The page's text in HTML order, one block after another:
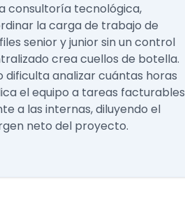
consultoría tecnológica,
la carga de trabajo de
senior y junior sin un control
crea cuellos de botella.
dificulta analizar cuántas horas
el equipo a tareas facturables
a las internas, diluyendo el
neto del proyecto.